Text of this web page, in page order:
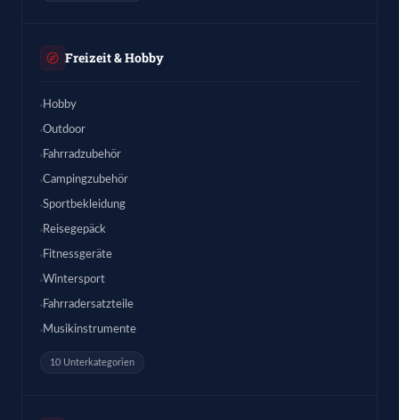
Freizeit & Hobby
Hobby
Outdoor
Fahrradzubehör
Campingzubehör
Sportbekleidung
Reisegepäck
Fitnessgeräte
Wintersport
Fahrradersatzteile
Musikinstrumente
10 Unterkategorien